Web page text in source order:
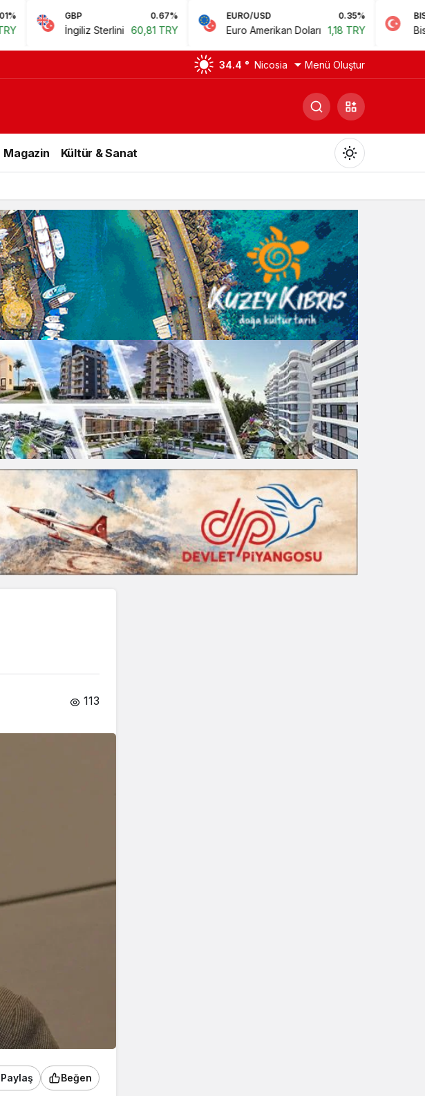
0.67%
60,81 TRY
EURO/USD 0.35%
Euro Amerikan Doları 1,18 TRY
BIST 0.78%
Bist 100 14.168,35 TRY
34.4 ° Nicosia Menü Oluştur
Magazin Kültür & Sanat
Gündüz Modu
Gündüz modunu seçin.
Gece Modu
Gece modunu seçin.
Sistem Modu
Sistem modunu seçin.
113
Paylaş Beğen